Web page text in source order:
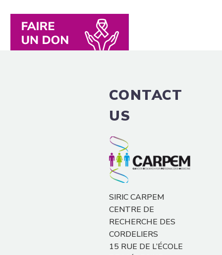
CONTACT
US
SIRIC CARPEM
CENTRE DE
RECHERCHE DES
CORDELIERS
15 RUE DE L’ÉCOLE